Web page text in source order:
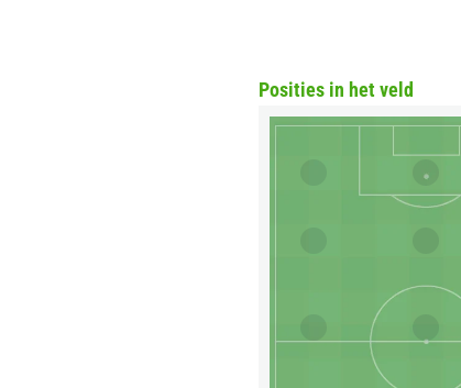
Posities in het veld